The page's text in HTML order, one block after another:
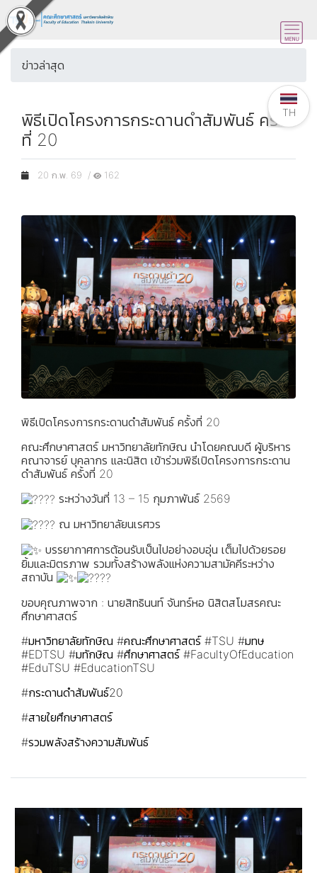
ข่าวล่าสุด
พิธีเปิดโครงการกระดานดำสัมพันธ์ ครั้ง
ที่ 20
20 ก.พ. 69 / 162
พิธีเปิดโครงการกระดานดำสัมพันธ์ ครั้งที่ 20
คณะศึกษาศาสตร์ มหาวิทยาลัยทักษิณ นำโดยคณบดี ผู้บริหาร
คณาจารย์ บุคลากร และนิสิต เข้าร่วมพิธีเปิดโครงการกระดาน
ดำสัมพันธ์ ครั้งที่ 20
ระหว่างวันที่ 13 – 15 กุมภาพันธ์ 2569
ณ มหาวิทยาลัยนเรศวร
บรรยากาศการต้อนรับเป็นไปอย่างอบอุ่น เต็มไปด้วยรอย
ยิ้มและมิตรภาพ รวมทั้งสร้างพลังแห่งความสามัคคีระหว่าง
สถาบัน
ขอบคุณภาพจาก : นายสิทธินนท์ จันทร์หอ นิสิตสโมสรคณะ
ศึกษาศาสตร์
#มหาวิทยาลัยทักษิณ #คณะศึกษาศาสตร์ #TSU #มทษ
#EDTSU #มทักษิณ #ศึกษาศาสตร์ #FacultyOfEducation
#EduTSU #EducationTSU
#กระดานดำสัมพันธ์20
#สายใยศึกษาศาสตร์
#รวมพลังสร้างความสัมพันธ์
TH